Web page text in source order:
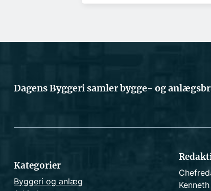
Dagens Byggeri samler bygge- og
Kategorier
Byggeri og anlæg